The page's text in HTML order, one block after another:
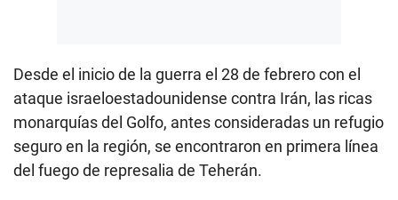
Desde el inicio de la guerra el 28 de febrero con el
ataque israeloestadounidense contra Irán, las ricas
monarquías del Golfo, antes consideradas un refugio
seguro en la región, se encontraron en primera línea
del fuego de represalia de Teherán.